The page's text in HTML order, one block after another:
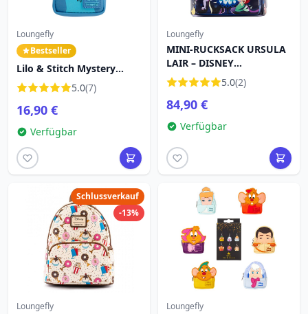
Loungefly
Bestseller
Lilo & Stitch Mystery
Mini-Rucksack-
Schlüsselanhänger -
Disney Loungefly
5.0(7)
16,90 €
Verfügbar
Loungefly
MINI-RUCKSACK URSULA
LAIR – DISNEY
LOUNGEFLY5.0(2)
84,90 €
Verfügbar
Schlussverkauf
-13%
Loungefly Loungefly